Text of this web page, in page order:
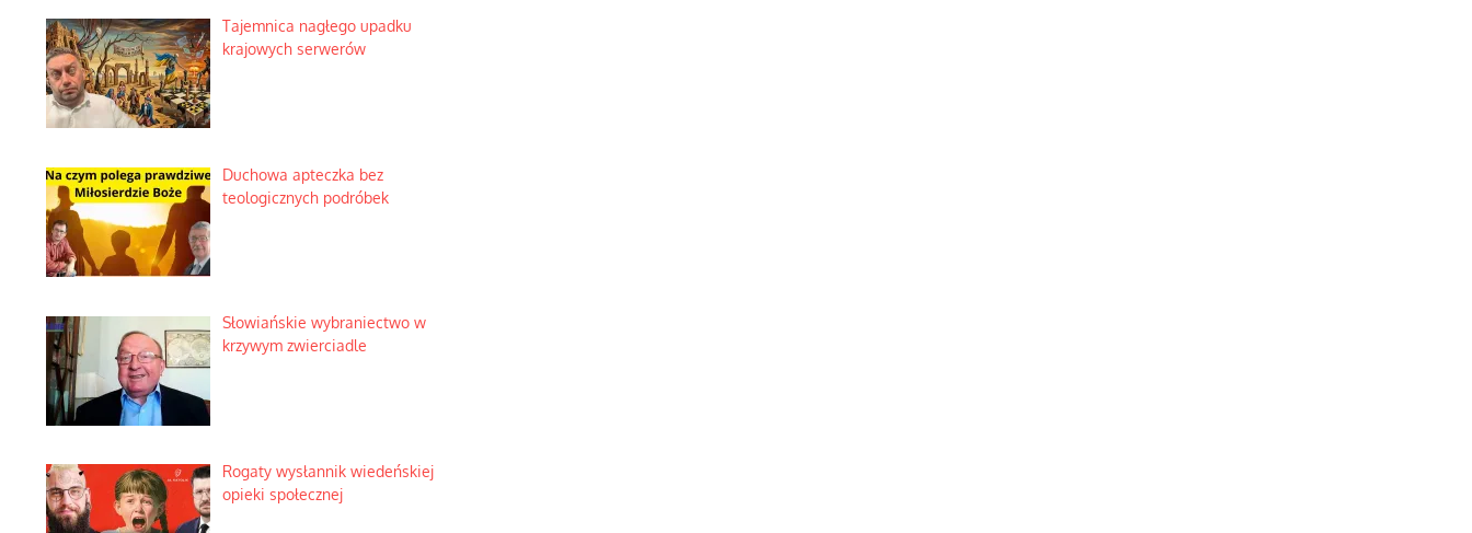
Tajemnica nagłego upadku
krajowych serwerów
Duchowa apteczka bez
teologicznych podróbek
Słowiańskie wybraniectwo w
krzywym zwierciadle
Rogaty wysłannik wiedeńskiej
opieki społecznej